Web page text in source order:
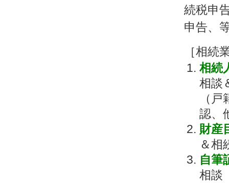
続税申
申告、
［相続
相続
相談
（
認、
財産
＆相
自筆
相談